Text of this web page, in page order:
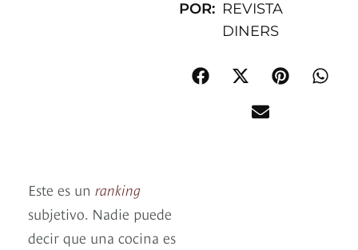
POR: REVISTA
DINERS
Este es un ranking
subjetivo. Nadie puede
decir que una cocina es